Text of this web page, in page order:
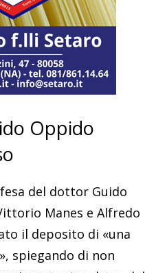
Oppido
del dottor Guido
Manes e Alfredo
il deposito di «una
spiegando di non